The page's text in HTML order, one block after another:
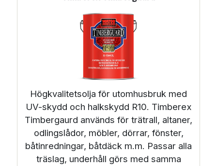
Högkvalitetsolja för utomhusbruk med
UV-skydd och halkskydd R10. Timberex
Timbergaurd används för trätrall, altaner,
odlingslådor, möbler, dörrar, fönster,
båtinredningar, båtdäck m.m. Passar alla
träslag, underhåll görs med samma